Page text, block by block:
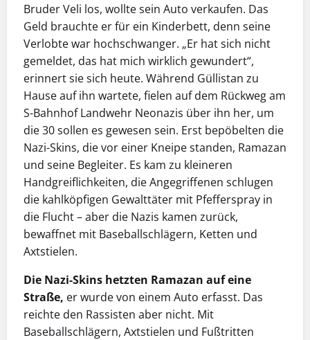
Bruder Veli los, wollte sein Auto verkaufen. Das
Geld brauchte er für ein Kinderbett, denn seine
Verlobte war hochschwanger. „Er hat sich nicht
gemeldet, das hat mich wirklich gewundert“,
erinnert sie sich heute. Während Güllistan zu
Hause auf ihn wartete, fielen auf dem Rückweg am
S-Bahnhof Landwehr Neonazis über ihn her, um
die 30 sollen es gewesen sein. Erst bepöbelten die
Nazi-Skins, die vor einer Kneipe standen, Ramazan
und seine Begleiter. Es kam zu kleineren
Handgreiflichkeiten, die Angegriffenen schlugen
die kahlköpfigen Gewalttäter mit Pfefferspray in
die Flucht – aber die Nazis kamen zurück,
bewaffnet mit Baseballschlägern, Ketten und
Axtstielen.
Die Nazi-Skins hetzten Ramazan auf eine
Straße, er wurde von einem Auto erfasst. Das
reichte den Rassisten aber nicht. Mit
Baseballschlägern, Axtstielen und Fußtritten